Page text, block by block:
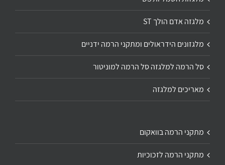
מלגזה אדם הולך ST
מלגזונים הידראולים ומתקני הרמה ידניים
סל הרמה למלגזה סל הרמה למוניטור
מאריכים למלגזה
מתקני הרמה בוואקום
מתקני הרמה לזכוכיות